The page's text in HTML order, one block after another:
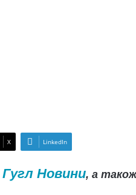
X LinkedIn
Гугл Новини, а